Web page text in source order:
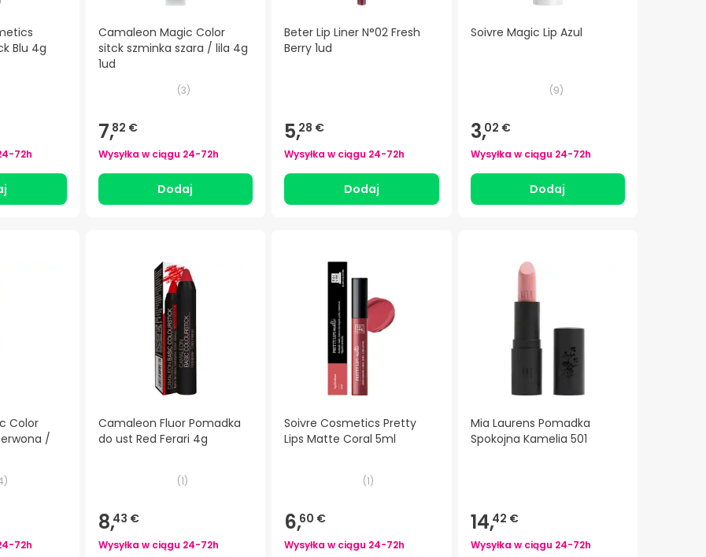
Blu 4g
72h
Camaleon Magic Color
sitck szminka szara / lila 4g
1ud
(3)
7,82 €
Wysyłka w ciągu 24-72h
Dodaj
Beter Lip Liner N°02 Fresh
Berry 1ud
5,28 €
Wysyłka w ciągu 24-72h
Dodaj
Soivre Magic Lip Azul
(9)
3,02 €
Wysyłka w ciągu 24-72h
Dodaj
Color
/
)
72h
Camaleon Fluor Pomadka
do ust Red Ferari 4g
(1)
8,43 €
Wysyłka w ciągu 24-72h
Soivre Cosmetics Pretty
Lips Matte Coral 5ml
(1)
6,60 €
Wysyłka w ciągu 24-72h
Mia Laurens Pomadka
Spokojna Kamelia 501
14,42 €
Wysyłka w ciągu 24-72h